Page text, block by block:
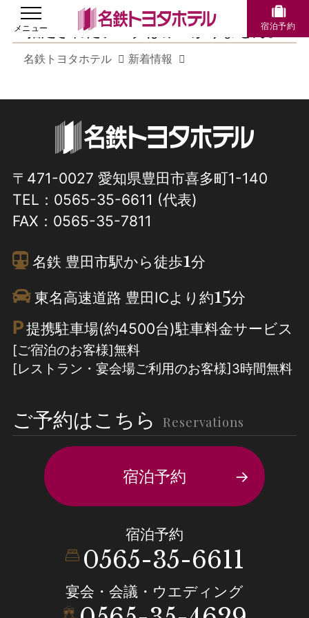
宿泊予約
指定されたデータはみつかりません。
名鉄トヨタホテル 新着情報
〒471-0027 愛知県豊田市喜多町1-140
TEL： 0565-35-6611 (代表)
FAX：0565-35-7811
名鉄 豊田市駅から徒歩1分
東名高速道路 豊田ICより約15分
P提携駐車場(約4500台)駐車料金サービス
[ご宿泊のお客様]無料
[レストラン・宴会場ご利用のお客様]3時間無料
ご予約はこちら Reservations
宿泊予約
宿泊予約
0565-35-6611
宴会・会議・ウエディング